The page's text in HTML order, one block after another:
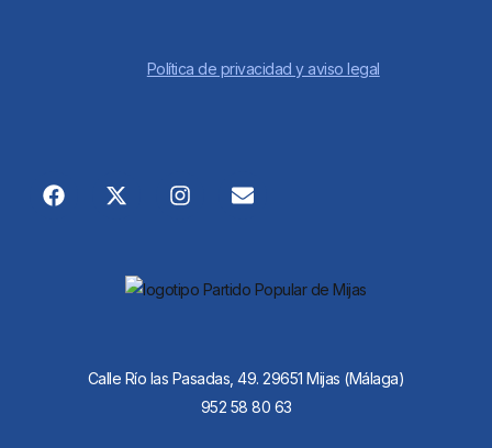
Calle Río las Pasadas, 49. 29651 Mijas (Málaga)
952 58 80 63
Política de privacidad y aviso legal